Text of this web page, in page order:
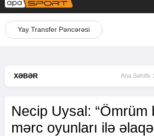
Yay Transfer Pəncərəsi
XƏBƏR Ana Səhifə
Necip Uysal: “Ömrüm
mərc oyunları ilə